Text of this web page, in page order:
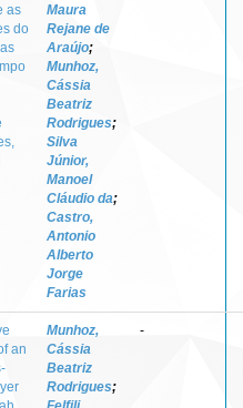
as
do
Maura
Rejane de
Araújo;
Munhoz,
Cássia
Beatriz
Rodrigues;
Silva
Júnior,
Manoel
Cláudio da;
Castro,
Antonio
Alberto
Jorge
Farias
an
Munhoz,
Cássia
Beatriz
Rodrigues;
-